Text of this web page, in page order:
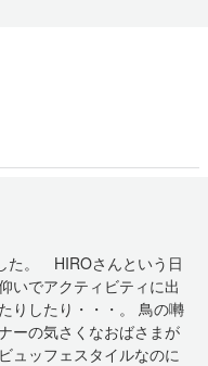
た。 HIROさんという日
いでアクティビティに出
りしたり・・・。 鳥の囀
ーの気さくなおばさまが
ュッフェスタイルなのに